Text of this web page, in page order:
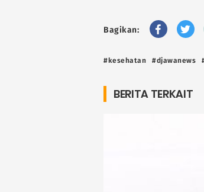
Bagikan:
#kesehatan #djawanews
BERITA TERKAIT